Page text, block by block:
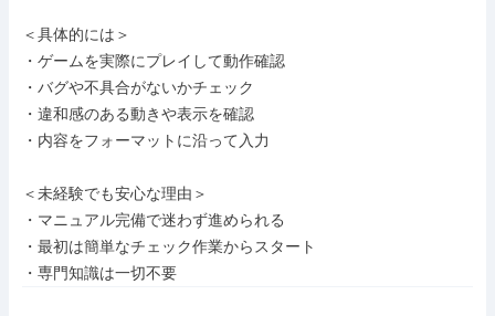
＜具体的には＞
・ゲームを実際にプレイして動作確認
・バグや不具合がないかチェック
・違和感のある動きや表示を確認
・内容をフォーマットに沿って入力
＜未経験でも安心な理由＞
・マニュアル完備で迷わず進められる
・最初は簡単なチェック作業からスタート
・専門知識は一切不要